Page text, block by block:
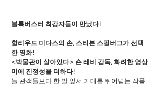
블록버스터 최강자들이 만났다!
할리우드 미다스의 손, 스티븐 스필버그가 선택
한 영화!
<박물관이 살아있다> 숀 레비 감독, 화려한 영상
미에 진정성을 더하다!
늘 관객들보다 한 발 앞서 기대를 뛰어넘는 작품